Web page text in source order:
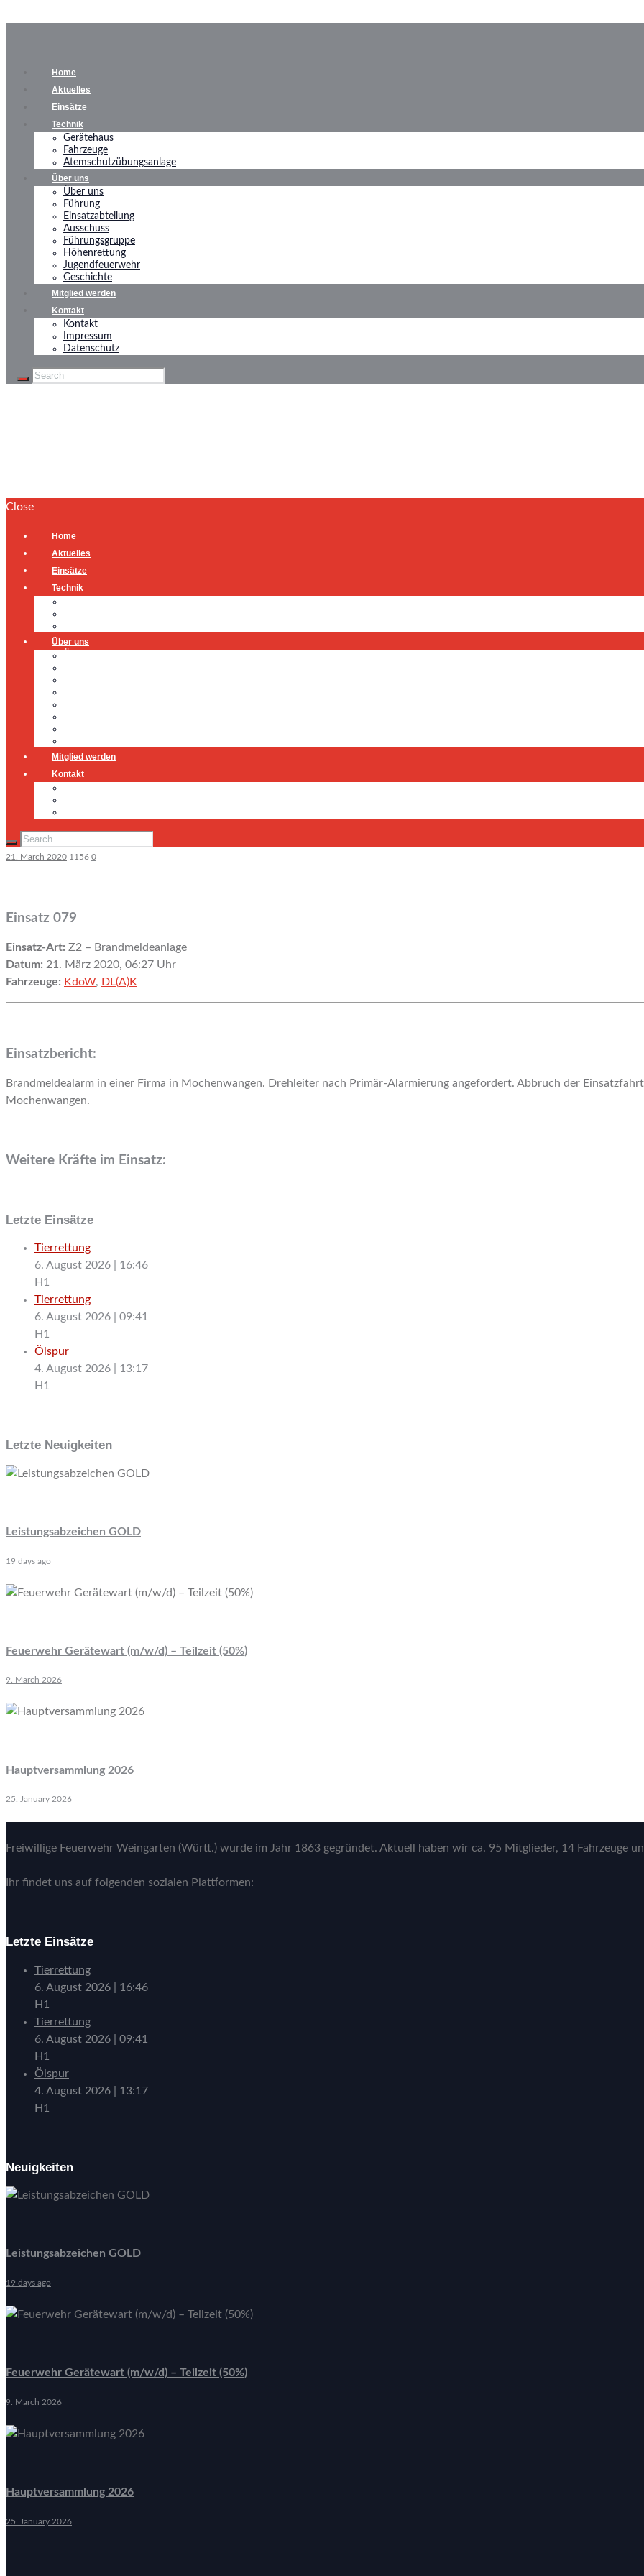
Home
Aktuelles
Einsätze
Technik
Gerätehaus
Fahrzeuge
Atemschutzübungsanlage
Über uns
Über uns
Führung
Einsatzabteilung
Ausschuss
Führungsgruppe
Höhenrettung
Jugendfeuerwehr
Geschichte
Mitglied werden
Kontakt
Kontakt
Impressum
Datenschutz
Close
Home
Aktuelles
Einsätze
Technik
Über uns
Mitglied werden
Kontakt
21. March 2020 1156 0
Einsatz 079
Einsatz-Art: Z2 – Brandmeldeanlage
Datum: 21. März 2020, 06:27 Uhr
Fahrzeuge: KdoW, DL(A)K
Einsatzbericht:
Brandmeldealarm in einer Firma in Mochenwangen. Drehleiter nach Primär-Alarmierung angefordert. Abbruch der
Mochenwangen.
Weitere Kräfte im Einsatz:
Letzte Einsätze
Tierrettung
6. August 2026
16:46
H1
Tierrettung
6. August 2026
09:41
H1
Ölspur
4. August 2026
13:17
H1
Letzte Neuigkeiten
Leistungsabzeichen GOLD
19 days ago
Feuerwehr Gerätewart (m/w/d) – Teilzeit (50%)
9. March 2026
Hauptversammlung 2026
25. January 2026
Freiwillige Feuerwehr Weingarten (Württ.) wurde im Jahr 1863 gegründet. Aktuell haben wir ca. 95 Mitglieder, 14 Fahrzeuge
Ihr findet uns auf folgenden sozialen Plattformen:
Letzte Einsätze
Tierrettung
6. August 2026
16:46
H1
Tierrettung
6. August 2026
09:41
H1
Ölspur
4. August 2026
13:17
H1
Neuigkeiten
Leistungsabzeichen GOLD
19 days ago
Feuerwehr Gerätewart (m/w/d) – Teilzeit (50%)
9. March 2026
Hauptversammlung 2026
25. January 2026